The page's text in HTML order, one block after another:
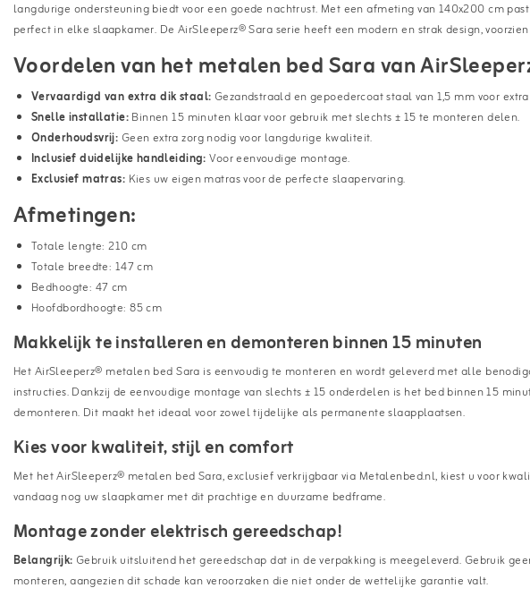
langdurige ondersteuning biedt voor een goede nachtrust. Met een afmeting van 140x200 cm
perfect in elke slaapkamer. De AirSleeperz® Sara serie heeft een modern en strak design,
Voordelen van het metalen bed Sara van
Vervaardigd van extra dik staal: Gezandstraald en gepoedercoat staal van 1,5 mm voor
Snelle installatie:Binnen 15 minuten klaar voor gebruik met slechts ± 15 te monteren delen.
Onderhoudsvrij: Geen extra zorg nodig voor langdurige kwaliteit.
Inclusief duidelijke handleiding:Voor eenvoudige montage.
Exclusief matras: Kies uw eigen matras voor de perfecte slaapervaring.
Afmetingen:
Totale lengte: 210 cm
Totale breedte: 147 cm
Bedhoogte: 47 cm
Hoofdbordhoogte: 85 cm
Makkelijk te installeren en demonteren binnen 15 minuten
Het AirSleeperz® metalen bed Sara is eenvoudig te monteren en wordt geleverd met alle
instructies. Dankzij de eenvoudige montage van slechts ± 15 onderdelen is het bed binnen 15
demonteren. Dit maakt het ideaal voor zowel tijdelijke als permanente slaapplaatsen.
Kies voor kwaliteit, stijl en comfort
Met het AirSleeperz® metalen bed Sara, exclusief verkrijgbaar via Metalenbed.nl, kiest u voor
vandaag nog uw slaapkamer met dit prachtige en duurzame bedframe.
Montage zonder elektrisch gereedschap!
Belangrijk: Gebruik uitsluitend het gereedschap dat in de verpakking is meegeleverd. Gebruik
monteren, aangezien dit schade kan veroorzaken die niet onder de wettelijke garantie valt.